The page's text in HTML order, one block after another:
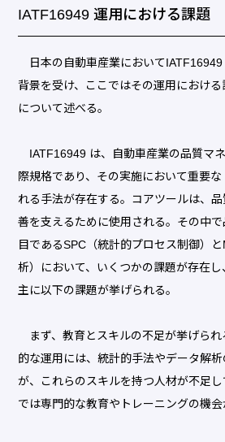
IATF16949 運用における課題
日本の自動車産業においてIATF16949
背景を受け、ここではその運用におけ
について述べる。
IATF16949 は、自動車産業の品質マ
際規格であり、その実施において重要
れる手法が存在する。コアツールは、
善を支えるために使用される。その中
目であるSPC（統計的プロセス制御）
析）において、いくつかの課題が存在
主に以下の課題が挙げられる。
まず、教育とスキルの不足が挙げられ
的な運用には、統計的手法やデータ解
が、これらのスキルを持つ人材が不足
では専門的な教育やトレーニングの機会